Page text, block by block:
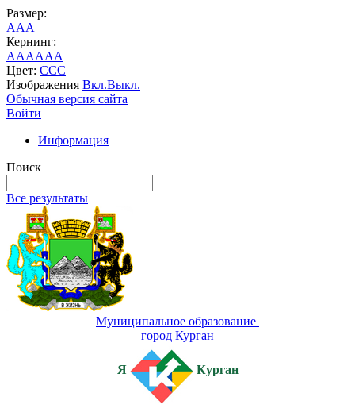
Размер:
AAA
Кернинг:
AAAAAA
Цвет: CCC
Изображения Вкл.Выкл.
Обычная версия сайта
Войти
Информация
Поиск
Все результаты
Муниципальное образование
город Курган
Я Курган